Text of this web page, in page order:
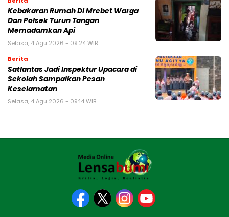
Kebakaran Rumah Di Mrebet Warga
Dan Polsek Turun Tangan
Memadamkan Api
Selasa, 4 Agu 2026 - 09:24 WIB
Berita
Satlantas Jadi Inspektur Upacara di
Sekolah Sampaikan Pesan
Keselamatan
Selasa, 4 Agu 2026 - 09:14 WIB